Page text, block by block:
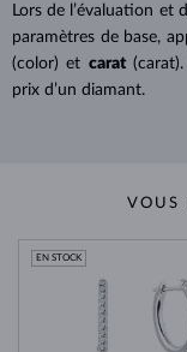
Lors de l’évaluation
paramètres de base,
(color) et carat
prix d’un diamant.
VOUS
EN STOCK